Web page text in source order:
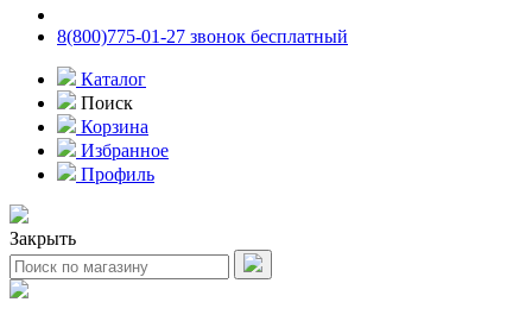
8(800)775-01-27 звонок бесплатный
Каталог
Поиск
Корзина
Избранное
Профиль
Закрыть